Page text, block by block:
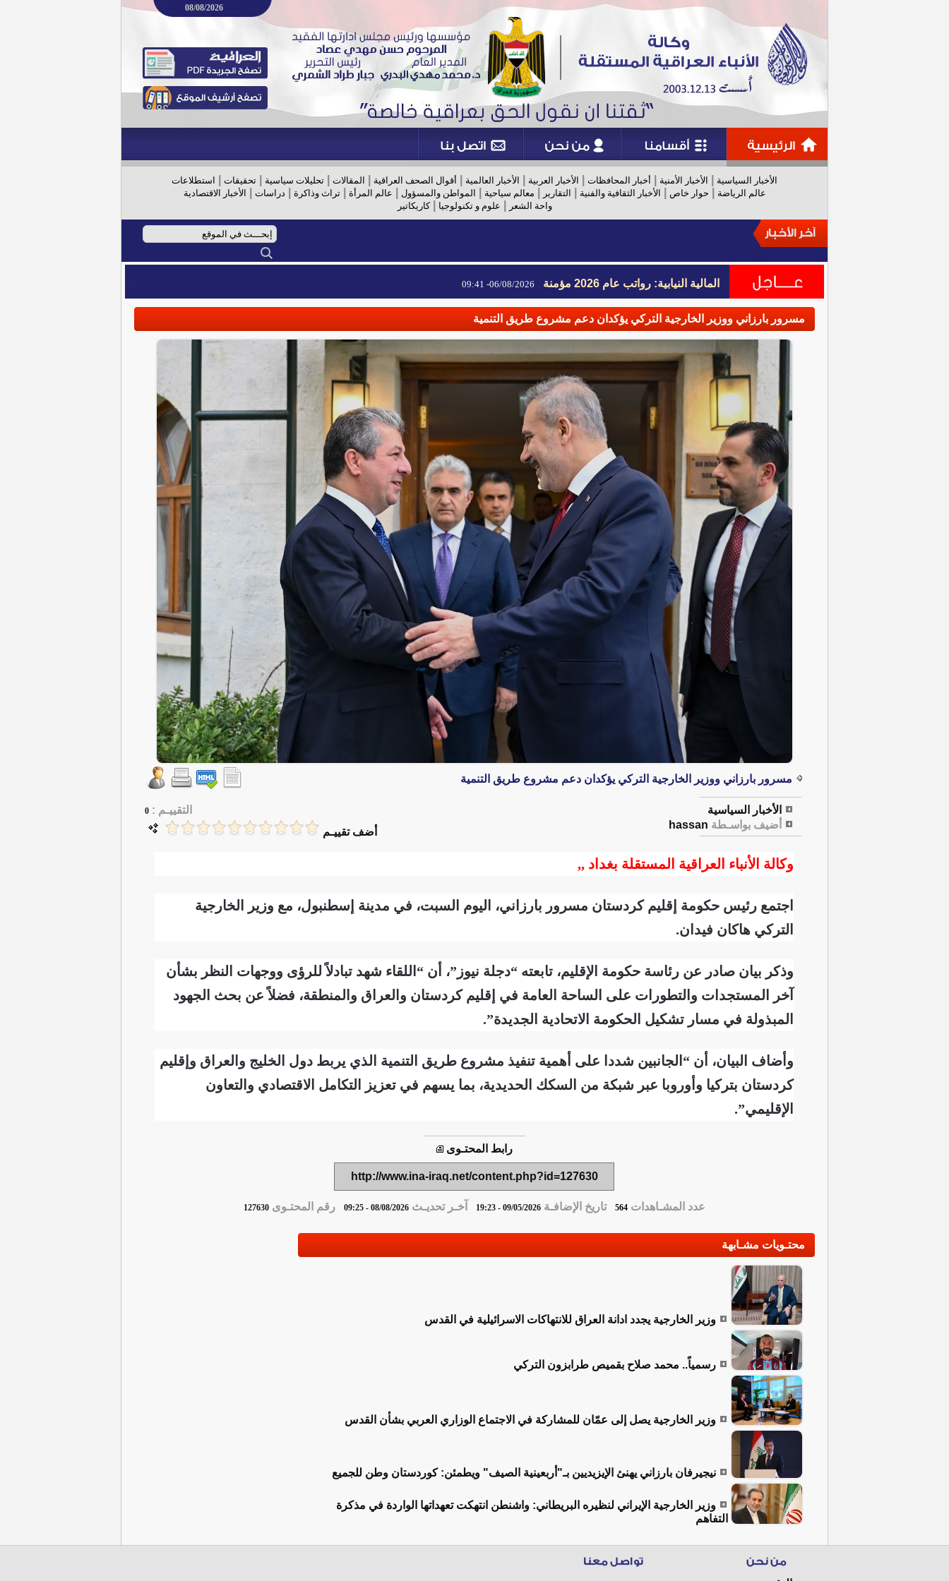
08/08/2026
الأخبار السياسية الأخبار الأمنية أخبار المحافظات الأخبار العربية الأخبار العالمية أقوال الصحف العراقية المقالات تحليلات سياسية تحقيقات
استطلاعات
عالم الرياضة
حوار خاص الأخبار الثقافية والفنية التقارير معالم سياحية المواطن والمسؤول عالم المرأة |تراث وذاكرة دراسات
الأخبار الاقتصادية
واحة الشعر
علوم و تكنولوجيا |كاريكاتير
المالية النيابية: رواتب عام 2026 مؤمنة 06/08/2026- 09:41
المالية النيابية: رواتب عام 2026 مؤمنة 06/08/2026- 09:41
مسرور بارزاني ووزير الخارجية التركي يؤكدان دعم مشروع طريق التنمية
مسرور بارزاني ووزير الخارجية التركي يؤكدان دعم مشروع طريق التنمية
الأخبار السياسية التقييـم : 0
أضيف بواسـطة hassan
أضف تقييـم
وكالة الأنباء العراقية المستقلة بغداد ,,
اجتمع رئيس حكومة إقليم كردستان مسرور بارزاني، اليوم السبت، في مدينة إسطنبول، مع وزير الخارجية
التركي هاكان فيدان.
وذكر بيان صادر عن رئاسة حكومة الإقليم، تابعته “دجلة نيوز”، أن “اللقاء شهد تبادلاً للرؤى ووجهات النظر بشأن
آخر المستجدات والتطورات على الساحة العامة في إقليم كردستان والعراق والمنطقة، فضلاً عن بحث الجهود
المبذولة في مسار تشكيل الحكومة الاتحادية الجديدة”.
وأضاف البيان، أن “الجانبين شددا على أهمية تنفيذ مشروع طريق التنمية الذي يربط دول الخليج والعراق وإقليم
كردستان بتركيا وأوروبا عبر شبكة من السكك الحديدية، بما يسهم في تعزيز التكامل الاقتصادي والتعاون
الإقليمي”.
رابط المحتـوى
http://www.ina-iraq.net/content.php?id=127630
عدد المشـاهدات564 تاريخ الإضافـة09/05/2026 - 19:23 آخـر تحديـث08/08/2026 - 09:25 رقم المحتـوى127630
محتـويات مشـابهة
وزير الخارجية يجدد ادانة العراق للانتهاكات الاسرائيلية في القدس
رسمياً.. محمد صلاح بقميص طرابزون التركي
وزير الخارجية يصل إلى عمّان للمشاركة في الاجتماع الوزاري العربي بشأن القدس
نيجيرفان بارزاني يهنئ الإيزيديين بـ"أربعينية الصيف" ويطمئن: كوردستان وطن للجميع
وزير الخارجية الإيراني لنظيره البريطاني: واشنطن انتهكت تعهداتها الواردة في مذكرة
التفاهم